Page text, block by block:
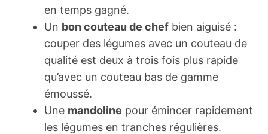
en temps gagné.
Un bon couteau de chef bien aiguisé :
couper des légumes avec un couteau de
qualité est deux à trois fois plus rapide
qu’avec un couteau bas de gamme
émoussé.
Une mandoline pour émincer rapidement
les légumes en tranches régulières.